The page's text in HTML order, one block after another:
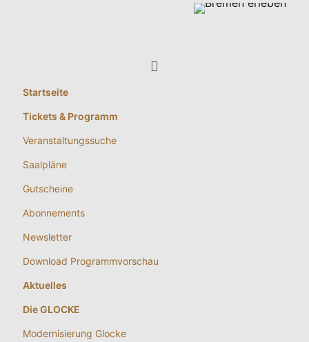
Startseite
Tickets & Programm
Veranstaltungssuche
Saalpläne
Gutscheine
Abonnements
Newsletter
Download Programmvorschau
Aktuelles
Die GLOCKE
Modernisierung Glocke